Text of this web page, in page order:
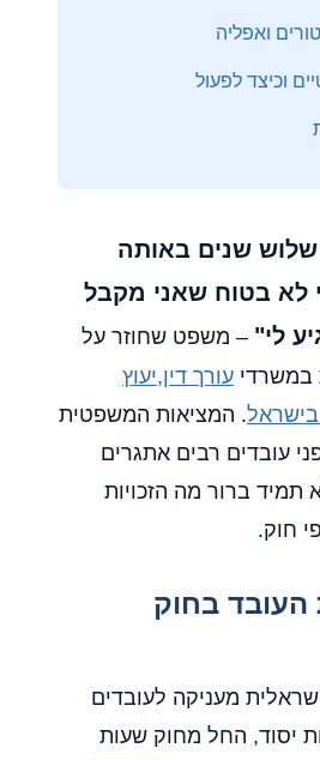
ואפליה
וכיצד לפעול
שנים באותה
לא בטוח שאני מקבל
לי" – משפט שחוזר על
במשרדי עורך דין,יעוץ
בישראל. המציאות המשפטית
עובדים רבים אתגרים
תמיד ברור מה הזכויות
חוק.
העובד בחוק
מעניקה לעובדים
יסוד, החל מחוק שעות